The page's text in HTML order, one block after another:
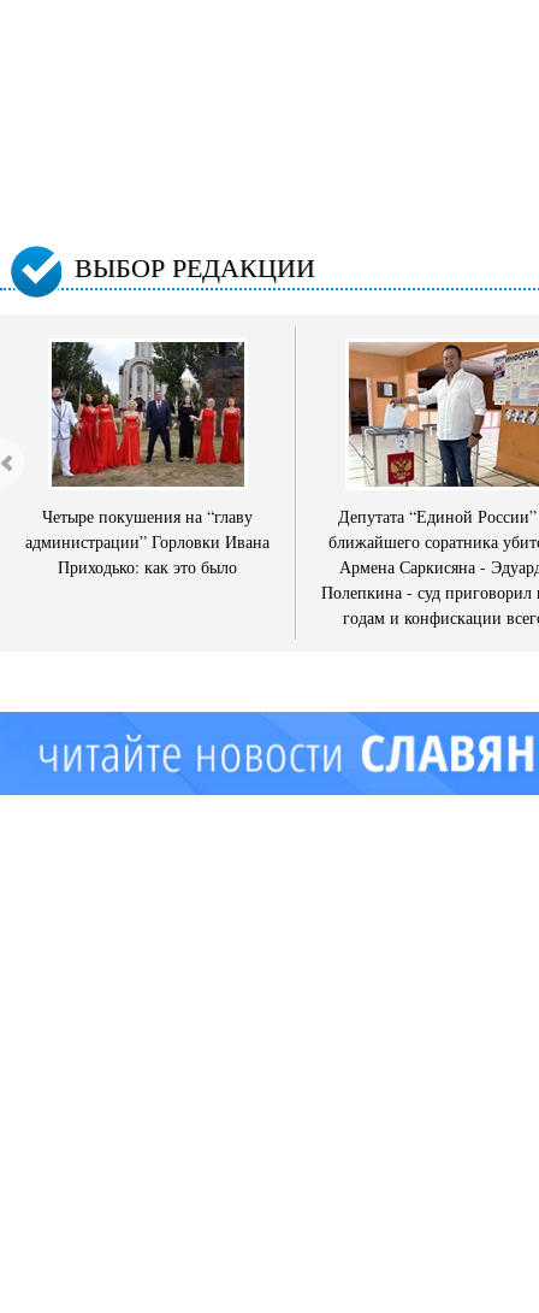
ВЫБОР РЕДАКЦИИ
Четыре покушения на “главу
администрации” Горловки Ивана
Приходько: как это было
Депутата “Единой
ближайшего соратника
Армена Саркисяна -
Полепкина - суд приговорил
годам и конфискации